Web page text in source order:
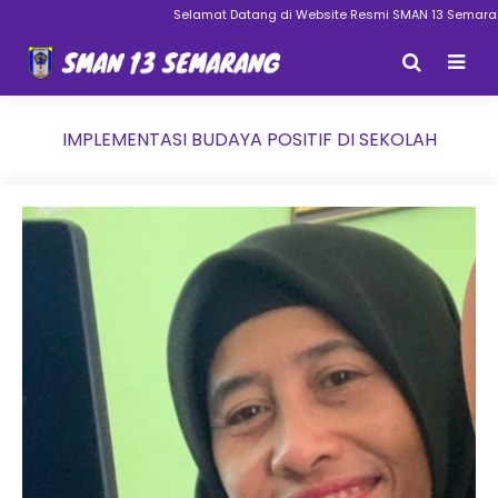
Selamat Datang di Website Resmi SMAN 13 Semarang
IMPLEMENTASI BUDAYA POSITIF DI SEKOLAH